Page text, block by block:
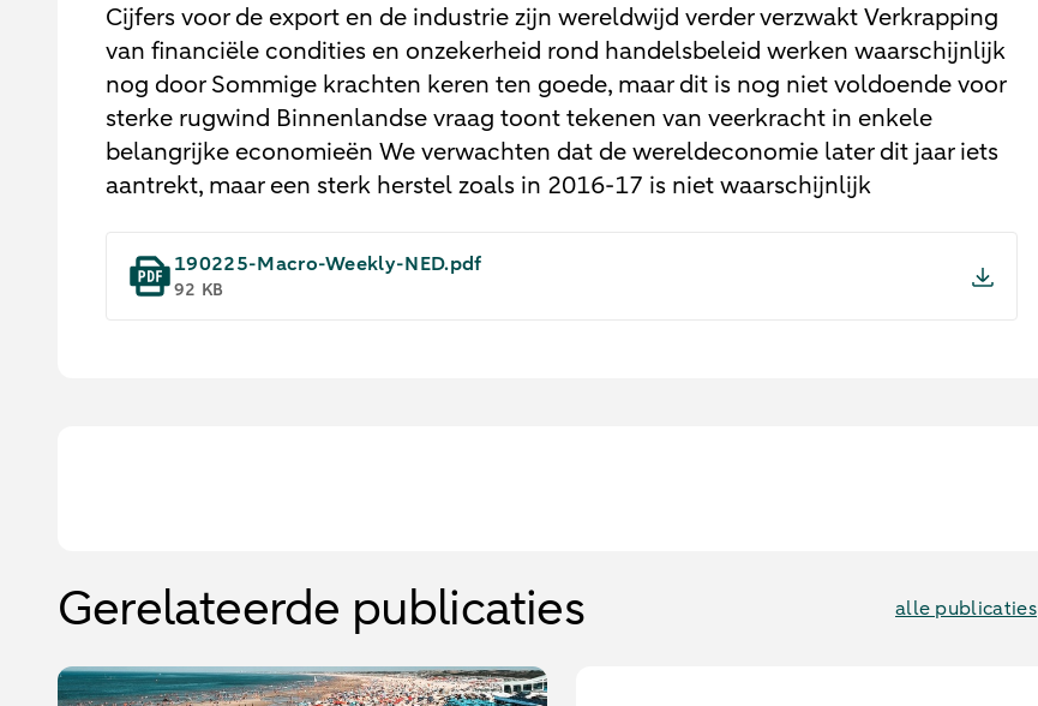
Cijfers voor de export en de industrie zijn wereldwijd verder verzwakt Verkrapping
van financiële condities en onzekerheid rond handelsbeleid werken waarschijnlijk
nog door Sommige krachten keren ten goede, maar dit is nog niet voldoende voor
sterke rugwind Binnenlandse vraag toont tekenen van veerkracht in enkele
belangrijke economieën We verwachten dat de wereldeconomie later dit jaar iets
aantrekt, maar een sterk herstel zoals in 2016-17 is niet waarschijnlijk
190225-Macro-Weekly-NED.pdf
92 KB
Gerelateerde publicaties alle publicaties